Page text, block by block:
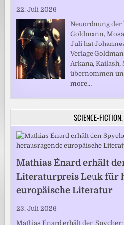
22. Juli 2026
Neuordnung der
Goldmann,
Juli hat
Verlage
Arkana, Kailash,
übernommen
more…
SCIENCE-FICTION,
Mathias Énard erhält
Literaturpreis Leuk für
europäische Literatur
23. Juli 2026
Mathias Énard erhält den